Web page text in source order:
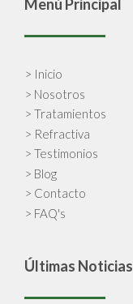
Menú Principal
> Inicio
> Nosotros
> Tratamientos
> Refractiva
> Testimonios
> Blog
> Contacto
> FAQ's
Últimas Noticias